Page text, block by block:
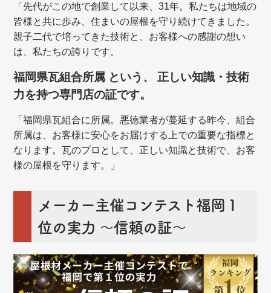
「先代がこの地で創業して以来、31年。私たちは地域の
皆様と共に歩み、住まいの屋根を守り続けてきました。
親子二代で培ってきた技術と、お客様への感謝の想い
は、私たちの誇りです。
福岡県瓦組合所属 という、 正しい知識・技術
力を持つ専門店の証です。
「福岡県瓦組合に所属。悪徳業者が蔓延する昨今、組合
所属は、お客様に安心をお届けする上での重要な指標と
なります。瓦のプロとして、正しい知識と技術で、お客
様の屋根を守ります。」
メーカー主催コンテスト福岡１
位の実力 ～信頼の証～